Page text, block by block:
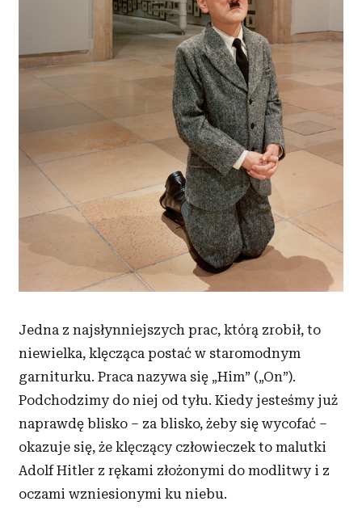
Jedna z najsłynniejszych prac, którą zrobił, to
niewielka, klęcząca postać w staromodnym
garniturku. Praca nazywa się „Him” („On”).
Podchodzimy do niej od tyłu. Kiedy jesteśmy już
naprawdę blisko – za blisko, żeby się wycofać –
okazuje się, że klęczący człowieczek to malutki
Adolf Hitler z rękami złożonymi do modlitwy i z
oczami wzniesionymi ku niebu.